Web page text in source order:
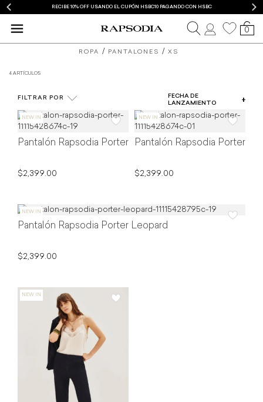
RECIBE 10% OFF USANDO EL CUPÓN HSBC10 PAGANDO CON HSBC
0
y
camisas
de
mujer
pantalones
de
mujer
Rapsodia
ROPA PANTALONES XS
4 ARTÍCULOS
FILTRAR POR
COLOR
TIPO DE PRODUCTO
TALLA
PRECIO
FECHA DE
LANZAMIENTO
Pantalón Rapsodia Porter
$2,399.00
Pantalón Rapsodia Porter
$2,399.00
Pantalón Rapsodia Porter Leopard
$2,399.00